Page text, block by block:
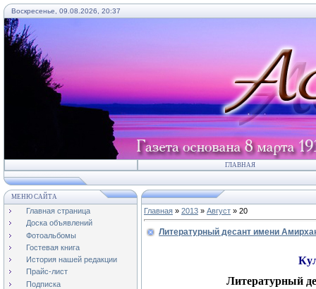
Воскресенье, 09.08.2026, 20:37
ГЛАВНАЯ
МЕНЮ САЙТА
Главная страница
Доска объявлений
Фотоальбомы
Гостевая книга
История нашей редакции
Прайс-лист
Подписка
Главная » 2013 » Август » 20
Литературный десант имени
Литературный